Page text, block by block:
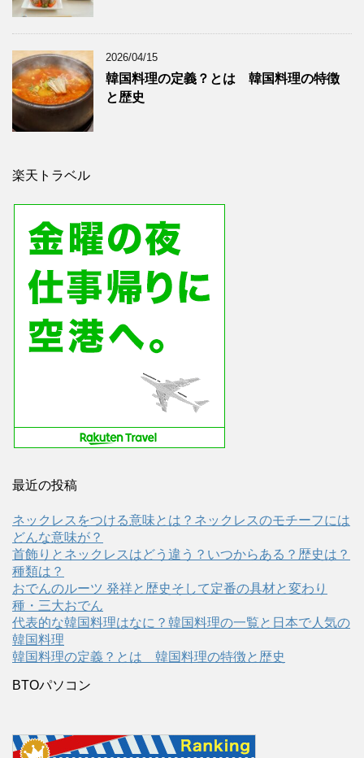
2026/04/15
韓国料理の定義？とは 韓国料理の特徴
と歴史
楽天トラベル
最近の投稿
ネックレスをつける意味とは？ネックレスのモチーフには
どんな意味が？
首飾りとネックレスはどう違う？いつからある？歴史は？
種類は？
おでんのルーツ 発祥と歴史そして定番の具材と変わり
種・三大おでん
代表的な韓国料理はなに？韓国料理の一覧と日本で人気の
韓国料理
韓国料理の定義？とは 韓国料理の特徴と歴史
BTOパソコン